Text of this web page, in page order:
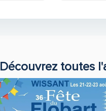
Découvrez toutes